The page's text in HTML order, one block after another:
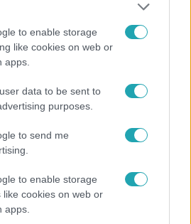
to enable storage
like cookies on web or
apps.
data to be sent to
purposes.
to send me
to enable storage
like cookies on web or
apps.
a meteorológusok